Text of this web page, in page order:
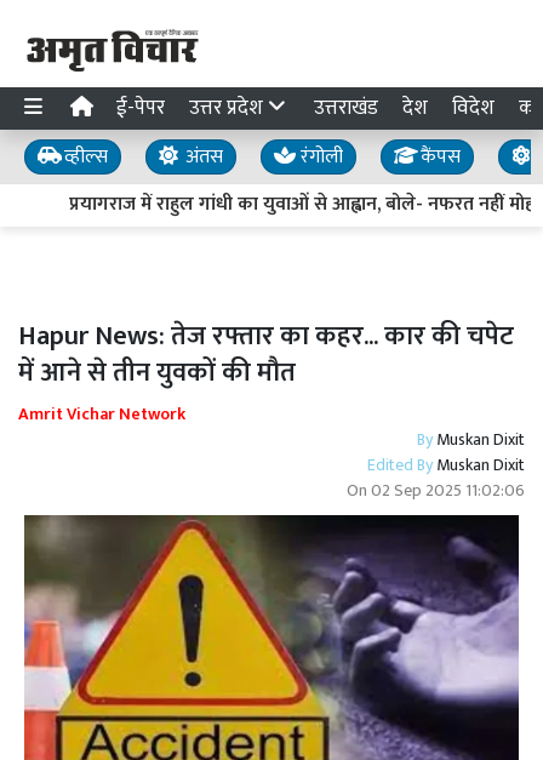
ई-पेपर उत्तर प्रदेश उत्तराखंड देश विदेश
व्हील्स अंतस रंगोली कैंपस
प्रयागराज में राहुल गांधी का युवाओं से आह्वान, बोले- नफरत नहीं
Hapur News: तेज रफ्तार का कहर... कार की चपेट
में आने से तीन युवकों की मौत
Amrit Vichar Network
ByMuskan Dixit
Edited ByMuskan Dixit
On02 Sep 2025 11:02:06